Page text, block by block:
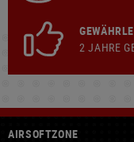
2 JAHRE
AIRSOFTZONE